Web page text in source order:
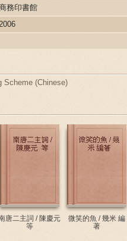
務印書館
Scheme (Chinese)
唐二主詞 / 陳慶元
等
微笑的魚 / 幾米 編
著